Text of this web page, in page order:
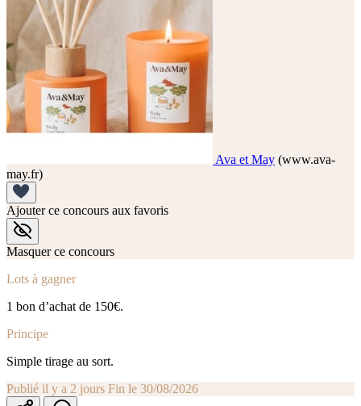
Ava et May (www.ava-
may.fr)
Ajouter ce concours aux favoris
Masquer ce concours
Lots à gagner
1 bon d’achat de 150€.
Principe
Simple tirage au sort.
Publié il y a 2 jours Fin le 30/08/2026